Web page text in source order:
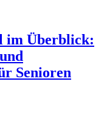
im Überblick:
Senioren